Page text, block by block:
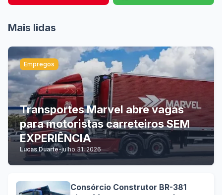
Mais lidas
Empregos
Transportes Marvel abre vagas
para motoristas carreteiros SEM
EXPERIÊNCIA
Lucas Duarte-julho 31, 2026
Consórcio Construtor BR-381